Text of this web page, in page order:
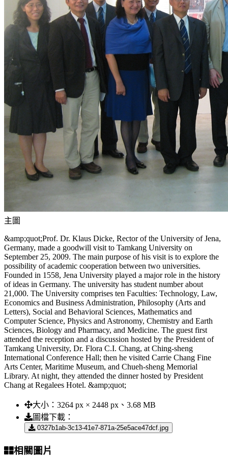
主圖
&amp;quot;Prof. Dr. Klaus Dicke, Rector of the University of Jena,
Germany, made a goodwill visit to Tamkang University on
September 25, 2009. The main purpose of his visit is to explore the
possibility of academic cooperation between two universities.
Founded in 1558, Jena University played a major role in the history
of ideas in Germany. The university has student number about
21,000. The University comprises ten Faculties: Technology, Law,
Economics and Business Administration, Philosophy (Arts and
Letters), Social and Behavioral Sciences, Mathematics and
Computer Science, Physics and Astronomy, Chemistry and Earth
Sciences, Biology and Pharmacy, and Medicine. The guest first
attended the reception and a discussion hosted by the President of
Tamkang University, Dr. Flora C.I. Chang, at Ching-sheng
International Conference Hall; then he visited Carrie Chang Fine
Arts Center, Maritime Museum, and Chueh-sheng Memorial
Library. At night, they attended the dinner hosted by President
Chang at Regalees Hotel. &amp;quot;
大小： 3264 px × 2448 px、3.68 MB
圖檔下載：
0327b1ab-3c13-41e7-871a-25e5ace47dcf.jpg
相關圖片